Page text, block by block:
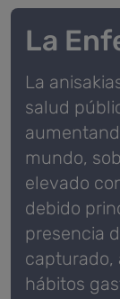
La
La
salud
mundo,
elevado
debido
presencia
capturado,
hábitos